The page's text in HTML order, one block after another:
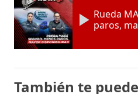
Rueda
paros,
También te